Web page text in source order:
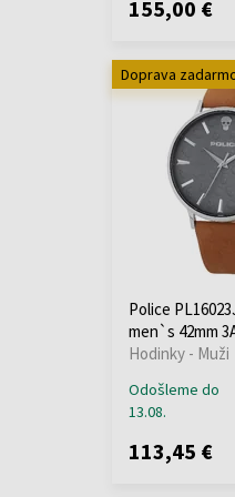
155,00 €
Doprava
Police
men`s 42mm
Hodinky - Muži
Odošleme do
13.08.
113,45 €